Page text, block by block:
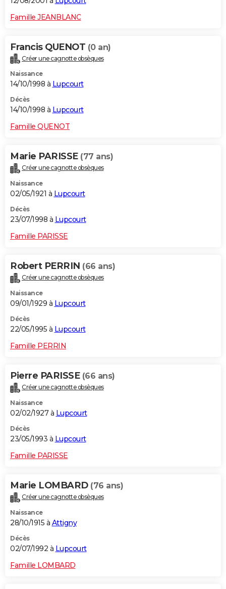
Famille JEANBLANC
Francis QUENOT (0 an)
Créer une cagnotte obsèques
Naissance
14/10/1998 à Lupcourt
Décès
14/10/1998 à Lupcourt
Famille QUENOT
Marie PARISSE (77 ans)
Créer une cagnotte obsèques
Naissance
02/05/1921 à Lupcourt
Décès
23/07/1998 à Lupcourt
Famille PARISSE
Robert PERRIN (66 ans)
Créer une cagnotte obsèques
Naissance
09/01/1929 à Lupcourt
Décès
22/05/1995 à Lupcourt
Famille PERRIN
Pierre PARISSE (66 ans)
Créer une cagnotte obsèques
Naissance
02/02/1927 à Lupcourt
Décès
23/05/1993 à Lupcourt
Famille PARISSE
Marie LOMBARD (76 ans)
Créer une cagnotte obsèques
Naissance
28/10/1915 à Attigny
Décès
02/07/1992 à Lupcourt
Famille LOMBARD